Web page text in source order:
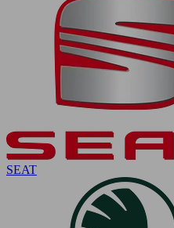
SEAT